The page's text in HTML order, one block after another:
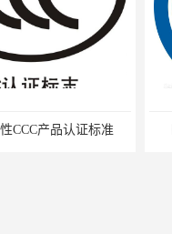
CCC产品认证标准